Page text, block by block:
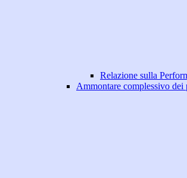
Relazione sulla
Ammontare complessivo dei